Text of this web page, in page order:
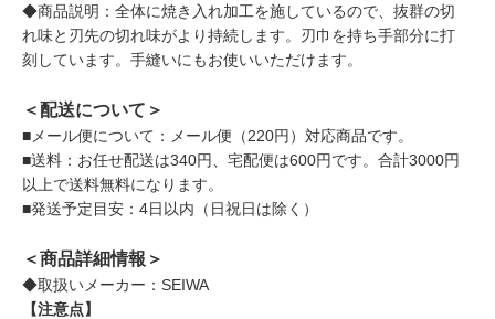
◆商品説明：全体に焼き入れ加工を施しているので、抜群の切
れ味と刃先の切れ味がより持続します。刃巾を持ち手部分に打
刻しています。手縫いにもお使いいただけます。
＜配送について＞
■メール便について：メール便（220円）対応商品です。
■送料：お任せ配送は340円、宅配便は600円です。合計3000円
以上で送料無料になります。
■発送予定目安：4日以内（日祝日は除く）
＜商品詳細情報＞
◆取扱いメーカー：SEIWA
【注意点】